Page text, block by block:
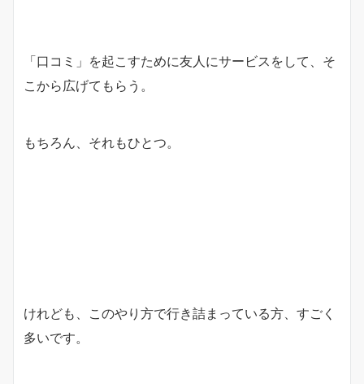
「口コミ」を起こすために友人にサービスをして、そ
こから広げてもらう。
もちろん、それもひとつ。
けれども、このやり方で行き詰まっている方、すごく
多いです。